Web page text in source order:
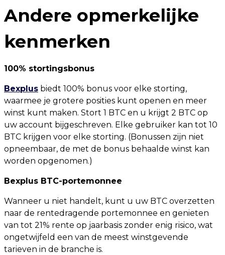
Andere opmerkelijke
kenmerken
100% stortingsbonus
Bexplus biedt 100% bonus voor elke storting,
waarmee je grotere posities kunt openen en meer
winst kunt maken. Stort 1 BTC en u krijgt 2 BTC op
uw account bijgeschreven. Elke gebruiker kan tot 10
BTC krijgen voor elke storting. (Bonussen zijn niet
opneembaar, de met de bonus behaalde winst kan
worden opgenomen.)
Bexplus BTC-portemonnee
Wanneer u niet handelt, kunt u uw BTC overzetten
naar de rentedragende portemonnee en genieten
van tot 21% rente op jaarbasis zonder enig risico, wat
ongetwijfeld een van de meest winstgevende
tarieven in de branche is.